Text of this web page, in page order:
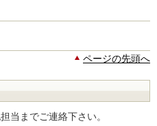
ページの先頭へ
当までご連絡下さい。